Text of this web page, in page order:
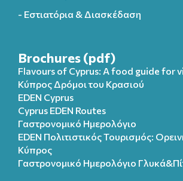
- Εστιατόρια & Διασκέδαση
Brochures (pdf)
Flavours of Cyprus: A food guide for
Κύπρος Δρόμοι του Κρασιού
EDEN Cyprus
Cyprus EDEN Routes
Γαστρονομικό Ημερολόγιο
EDEN Πολιτιστικός Τουρισμός:
Κύπρος
Γαστρονομικό Ημερολόγιo